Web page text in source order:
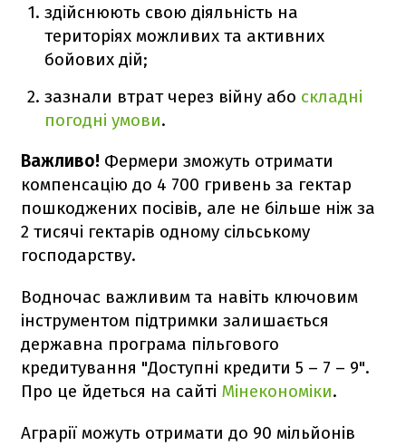
здійснюють свою діяльність на
територіях можливих та активних
бойових дій;
зазнали втрат через війну або складні
погодні умови.
Важливо! Фермери зможуть отримати
компенсацію до 4 700 гривень за гектар
пошкоджених посівів, але не більше ніж за
2 тисячі гектарів одному сільському
господарству.
Водночас важливим та навіть ключовим
інструментом підтримки залишається
державна програма пільгового
кредитування "Доступні кредити 5 – 7 – 9".
Про це йдеться на сайті Мінекономіки.
Аграрії можуть отримати до 90 мільйонів